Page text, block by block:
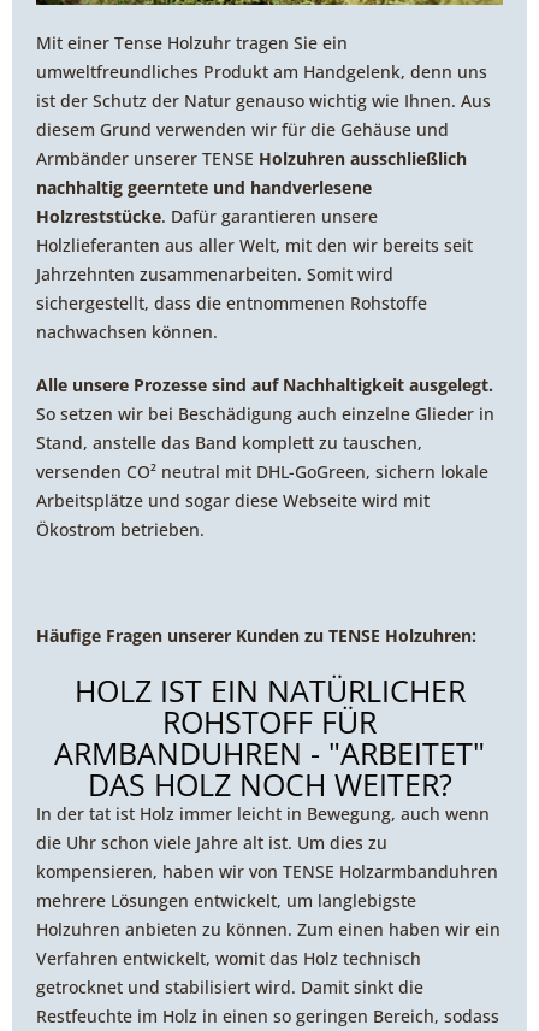
Mit einer Tense Holzuhr tragen Sie ein
umweltfreundliches Produkt am Handgelenk, denn uns
ist der Schutz der Natur genauso wichtig wie Ihnen. Aus
diesem Grund verwenden wir für die Gehäuse und
Armbänder unserer TENSE Holzuhren ausschließlich
nachhaltig geerntete und handverlesene
Holzreststücke. Dafür garantieren unsere
Holzlieferanten aus aller Welt, mit den wir bereits seit
Jahrzehnten zusammenarbeiten. Somit wird
sichergestellt, dass die entnommenen Rohstoffe
nachwachsen können.
Alle unsere Prozesse sind auf Nachhaltigkeit ausgelegt.
So setzen wir bei Beschädigung auch einzelne Glieder in
Stand, anstelle das Band komplett zu tauschen,
versenden CO² neutral mit DHL-GoGreen, sichern lokale
Arbeitsplätze und sogar diese Webseite wird mit
Ökostrom betrieben.
Häufige Fragen unserer Kunden zu TENSE Holzuhren:
HOLZ IST EIN NATÜRLICHER
ROHSTOFF FÜR
ARMBANDUHREN - "ARBEITET"
DAS HOLZ NOCH WEITER?
In der tat ist Holz immer leicht in Bewegung, auch wenn
die Uhr schon viele Jahre alt ist. Um dies zu
kompensieren, haben wir von TENSE Holzarmbanduhren
mehrere Lösungen entwickelt, um langlebigste
Holzuhren anbieten zu können. Zum einen haben wir ein
Verfahren entwickelt, womit das Holz technisch
getrocknet und stabilisiert wird. Damit sinkt die
Restfeuchte im Holz in einen so geringen Bereich, sodass